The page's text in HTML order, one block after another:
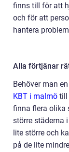
finns till för att
och för att
hantera
Alla förtjänar
Behöver man
KBT i malmö till
finna flera olika
större städerna
lite större och
på de lite